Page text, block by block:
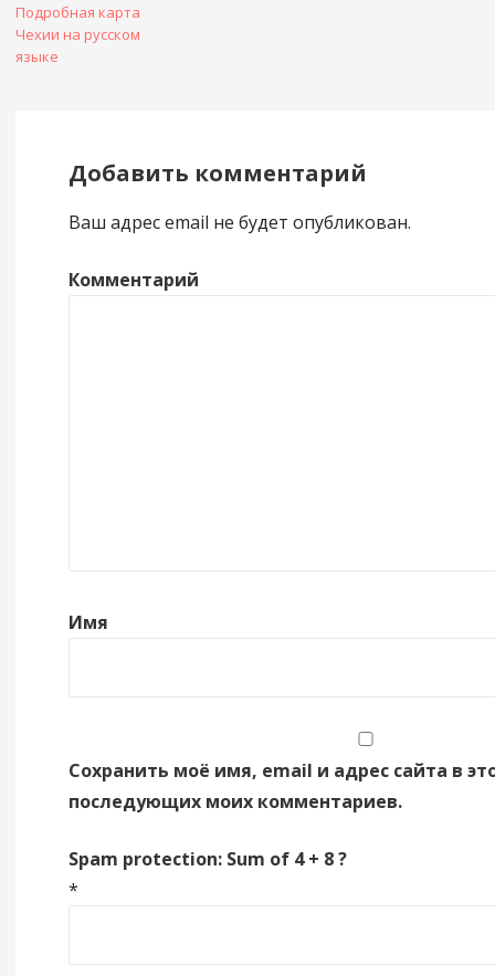
Подробная карта
Чехии на русском
языке
Добавить комментарий
Ваш адрес email не будет опубликован.
Комментарий
Имя
Сохранить моё имя, email и адрес сайта в
последующих моих комментариев.
Spam protection: Sum of 4 + 8 ?
*